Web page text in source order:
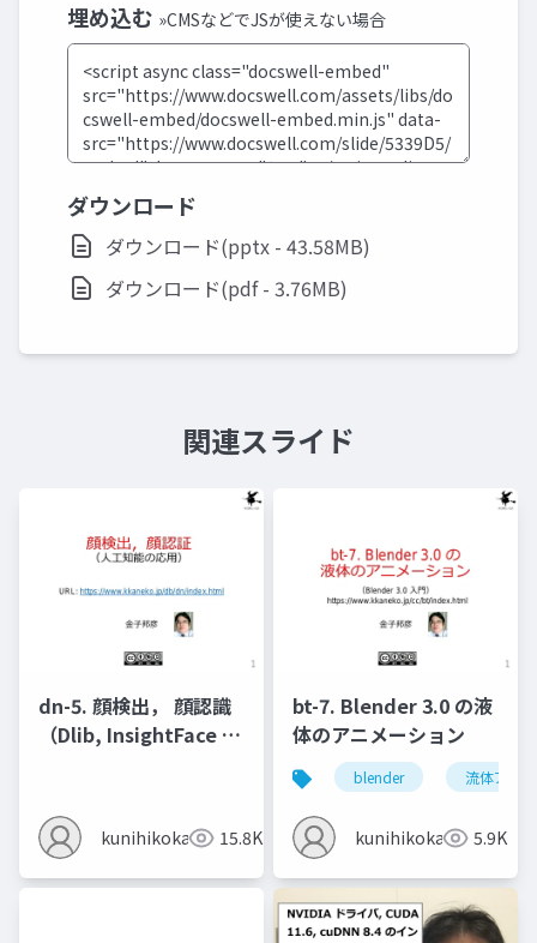
埋め込む »CMSなどでJSが使えない場合
ダウンロード
ダウンロード(pptx - 43.58MB)
ダウンロード(pdf - 3.76MB)
関連スライド
dn-5. 顔検出， 顔認識
（Dlib, InsightFace を
kunihikokaneko15.8K
bt-7. Blender 3.0 の液
体のアニメーション
blender 流体アニ
kunihikokaneko5.9K